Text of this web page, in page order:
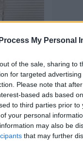
My Personal
of the sale, sharing to
for targeted
Please note that
based ads based
to third parties prior
your personal
may also be
that may further
–